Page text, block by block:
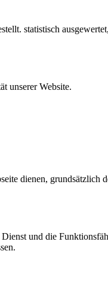
statistisch
unserer Website.
dienen, grundsätzlich
und die